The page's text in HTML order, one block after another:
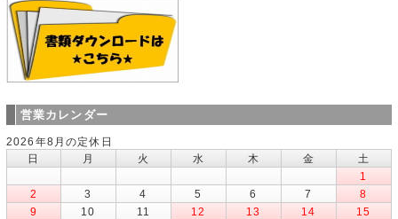
営業カレンダー
2026年8月の定休日
日
月 火 水 木 金
土
1
2
3 4 5 6 7
8
9
10 11 12 13 14
15